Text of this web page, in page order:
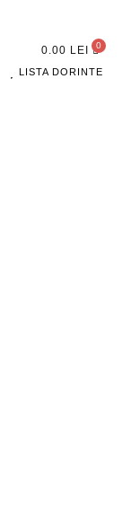
0.00 LEI
LISTA DORINTE